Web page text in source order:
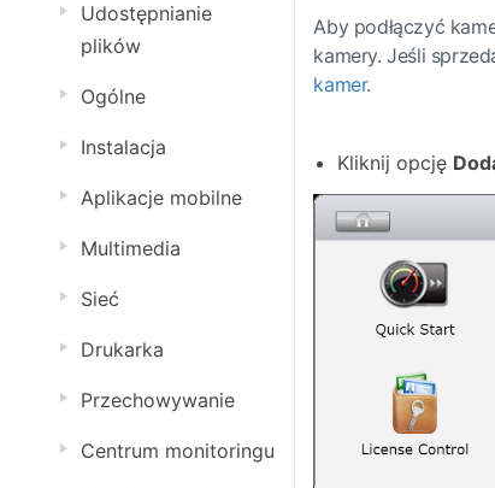
Udostępnianie
plików
Ogólne
Instalacja
Aplikacje mobilne
Multimedia
Sieć
Drukarka
Przechowywanie
Centrum monitoringu
Aby podłączyć
kamery. Jeśli
kamer.
Kliknij opcję